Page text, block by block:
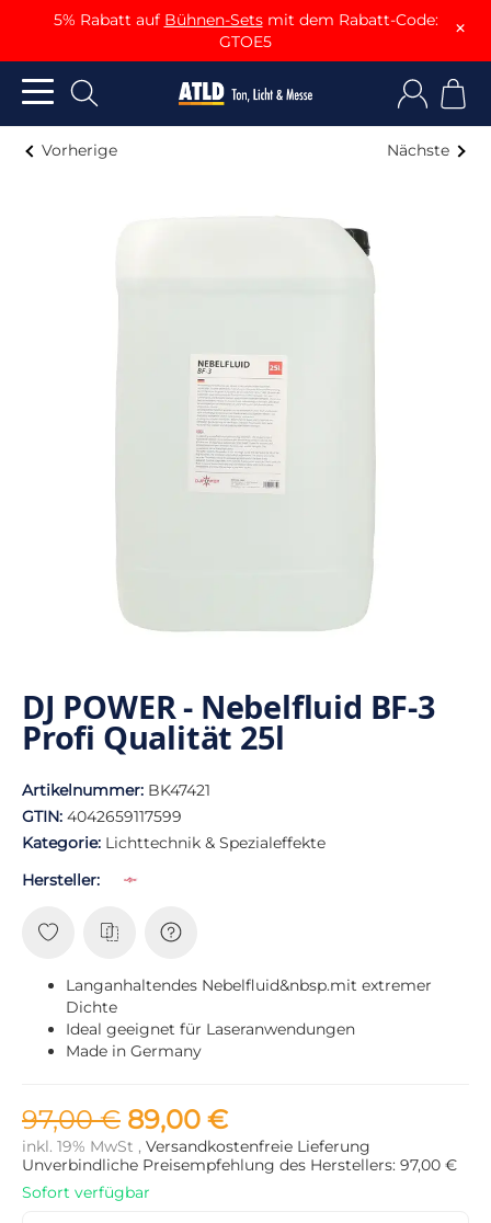
5% Rabatt auf Bühnen-Setsmit dem Rabatt-Code:
GTOE5
×
Vorherige Nächste
DJ POWER - Nebelfluid BF-3
Profi Qualität 25l
Artikelnummer: BK47421
GTIN: 4042659117599
Kategorie: Lichttechnik & Spezialeffekte
Hersteller:
Langanhaltendes Nebelfluid&nbsp.mit extremer
Dichte
Ideal geeignet für Laseranwendungen
Made in Germany
97,00 € 89,00 €
inkl. 19% MwSt , Versandkostenfreie Lieferung
Unverbindliche Preisempfehlung des Herstellers: 97,00 €
Sofort verfügbar